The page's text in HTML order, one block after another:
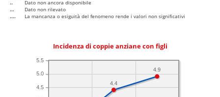
..
Dato non ancora disponibile
...
Dato non rilevato
....
La mancanza o esiguità del fenomeno rende i valori non significativi
Incidenza di coppie anziane con figli
4.5
5.0
5.5
4.9
4.4